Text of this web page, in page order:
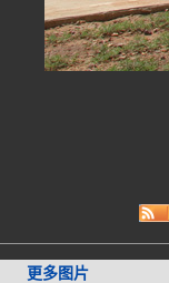
更多图片